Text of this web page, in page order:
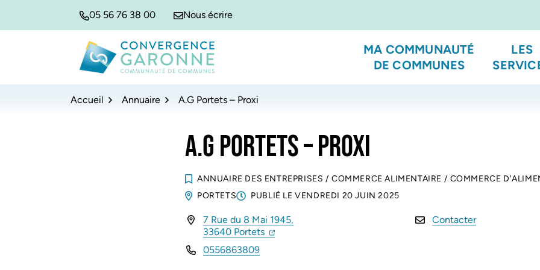
05 56 76 38 00 Nous écrire
Convergence Garonne
MA COMMUNAUTÉ
DE COMMUNES
LES
Accueil Annuaire A.G Portets – Proxi
A.G PORTETS – PROXI
ANNUAIRE DES ENTREPRISES / COMMERCE ALIMENTAIRE / COMMERCE
PORTETS
PUBLIÉ LEVENDREDI 20 JUIN 2025
INFOS UTILES
7 Rue du 8 Mai 1945,
33640 Portets (ouverture dans un nouvel onglet)
(ouverture dans un nouvel onglet)
0556863809
Contacter